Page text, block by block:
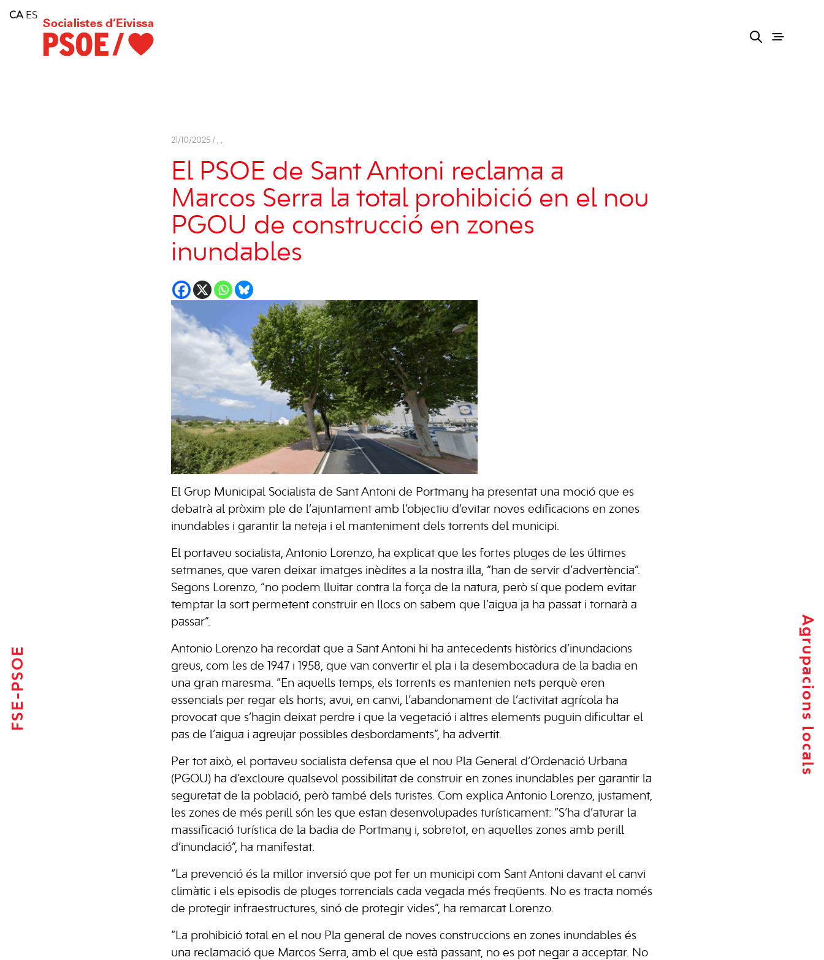
Consell Insular d'Eivissa
Services
FSE-PSOE Agrupacions locals
21/10/2025 / , ,
El PSOE de Sant Antoni reclama a
Marcos Serra la total prohibició en el nou
PGOU de construcció en zones
inundables
El Grup Municipal Socialista de Sant Antoni de Portmany ha presentat una moció que es
debatrà al pròxim ple de l’ajuntament amb l’objectiu d’evitar noves edificacions en zones
inundables i garantir la neteja i el manteniment dels torrents del municipi.
El portaveu socialista, Antonio Lorenzo, ha explicat que les fortes pluges de les últimes
setmanes, que varen deixar imatges inèdites a la nostra illa, “han de servir d’advertència”.
Segons Lorenzo, “no podem lluitar contra la força de la natura, però sí que podem evitar
temptar la sort permetent construir en llocs on sabem que l’aigua ja ha passat i tornarà a
passar”.
Antonio Lorenzo ha recordat que a Sant Antoni hi ha antecedents històrics d’inundacions
greus, com les de 1947 i 1958, que van convertir el pla i la desembocadura de la badia en
una gran maresma. “En aquells temps, els torrents es mantenien nets perquè eren
essencials per regar els horts; avui, en canvi, l’abandonament de l’activitat agrícola ha
provocat que s’hagin deixat perdre i que la vegetació i altres elements puguin dificultar el
pas de l’aigua i agreujar possibles desbordaments”, ha advertit.
Per tot això, el portaveu socialista defensa que el nou Pla General d’Ordenació Urbana
(PGOU) ha d’excloure qualsevol possibilitat de construir en zones inundables per garantir la
seguretat de la població, però també dels turistes. Com explica Antonio Lorenzo, justament,
les zones de més perill són les que estan desenvolupades turísticament: “S’ha d’aturar la
massificació turística de la badia de Portmany i, sobretot, en aquelles zones amb perill
d’inundació”, ha manifestat.
“La prevenció és la millor inversió que pot fer un municipi com Sant Antoni davant el canvi
climàtic i els episodis de pluges torrencials cada vegada més freqüents. No es tracta només
de protegir infraestructures, sinó de protegir vides”, ha remarcat Lorenzo.
“La prohibició total en el nou Pla general de noves construccions en zones inundables és
una reclamació que Marcos Serra, amb el que està passant, no es pot negar a acceptar. No
CA ES